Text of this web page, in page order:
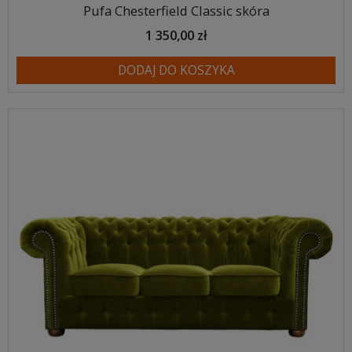
Pufa Chesterfield Classic skóra
1 350,00 zł
DODAJ DO KOSZYKA